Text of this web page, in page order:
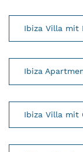
Ibiza Villa mit
Ibiza
Ibiza Villa mit